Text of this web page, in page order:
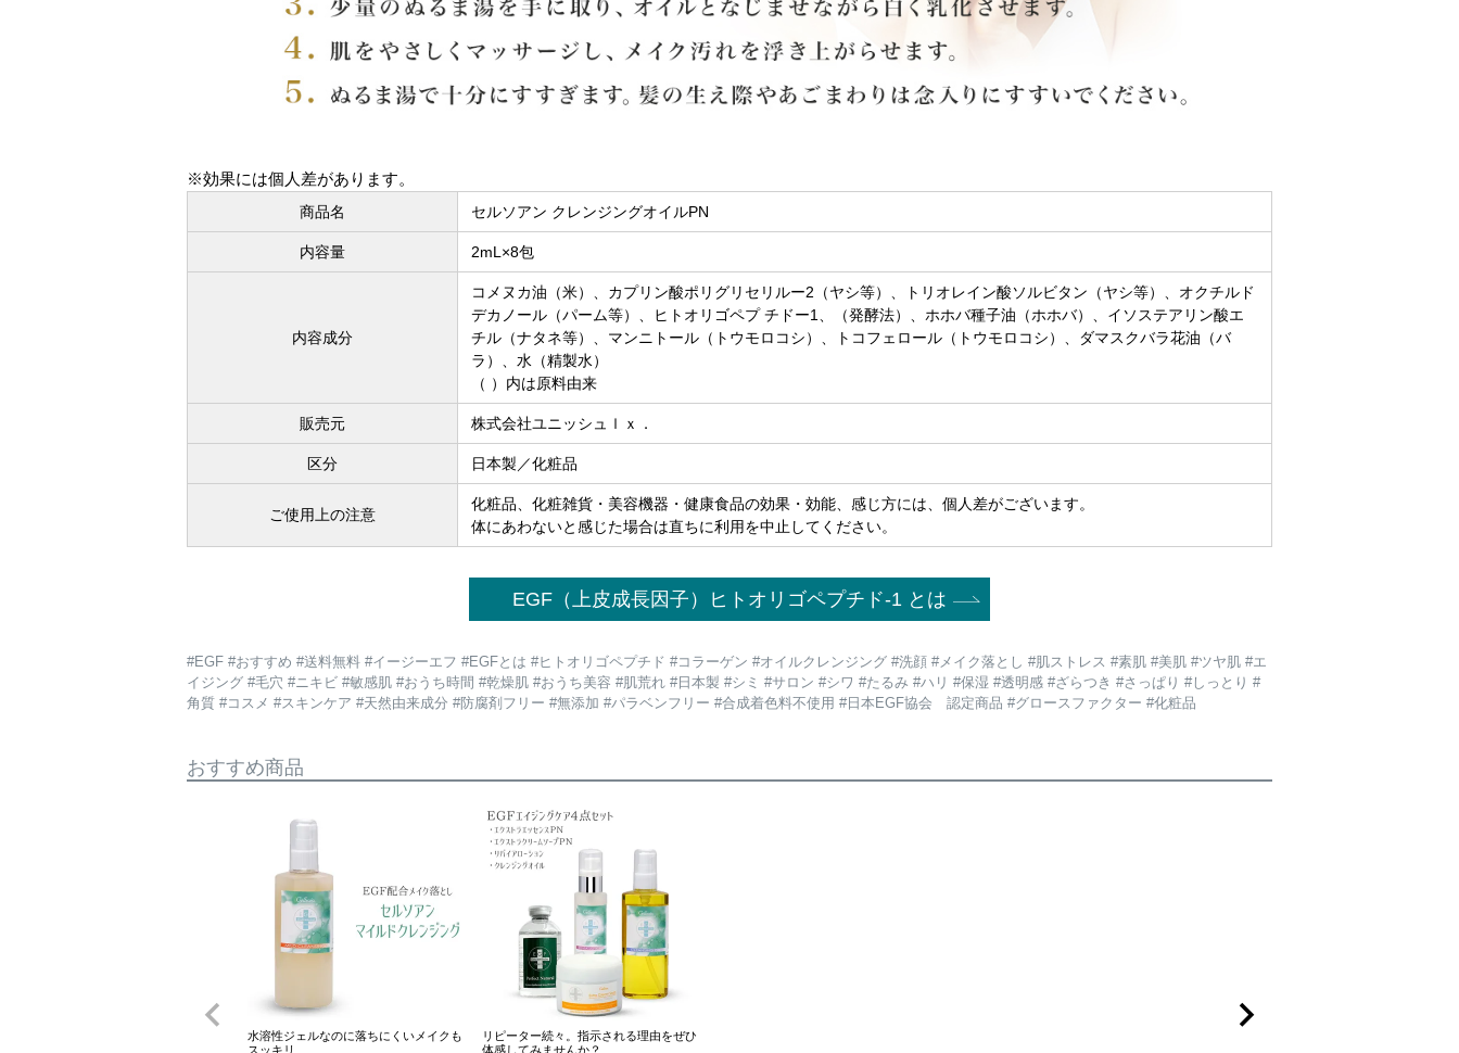
※効果には個人差があります。
商品名 セルソアン クレンジングオイルPN
内容量 2mL×8包
内容成分
コメヌカ油（米）、カプリン酸ポリグリセリルー2（ヤシ等）、トリオレイン酸ソルビタン（ヤシ等）、オクチルド
デカノール（パーム等）、ヒトオリゴペプ チドー1、（発酵法）、ホホバ種子油（ホホバ）、イソステアリン酸エ
チル（ナタネ等）、マンニトール（トウモロコシ）、トコフェロール（トウモロコシ）、ダマスクバラ花油（バ
ラ）、水（精製水）
（ ）内は原料由来
販売元 株式会社ユニッシュｌｘ．
区分 日本製／化粧品
ご使用上の注意
化粧品、化粧雑貨・美容機器・健康食品の効果・効能、感じ方には、個人差がございます。
体にあわないと感じた場合は直ちに利用を中止してください。
EGF（上皮成長因子）ヒトオリゴペプチド-1 とは
#EGF #おすすめ #送料無料 #イージーエフ #EGFとは #ヒトオリゴペプチド #コラーゲン #オイルクレンジング #洗顔 #メイク落とし #肌ストレス #素肌 #美肌 #ツヤ肌 #エ
イジング #毛穴 #ニキビ #敏感肌 #おうち時間 #乾燥肌 #おうち美容 #肌荒れ #日本製 #シミ #サロン #シワ #たるみ #ハリ #保湿 #透明感 #ざらつき #さっぱり #しっとり #
角質 #コスメ #スキンケア #天然由来成分 #防腐剤フリー #無添加 #パラベンフリー #合成着色料不使用 #日本EGF協会 認定商品 #グロースファクター #化粧品
おすすめ商品
水溶性ジェルなのに落ちにくいメイクも
スッキリ
リピーター続々。指示される理由をぜひ
体感してみませんか？